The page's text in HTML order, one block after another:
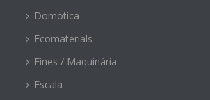
Domòtica
Ecomaterials
Eines / Maquinària
Escala